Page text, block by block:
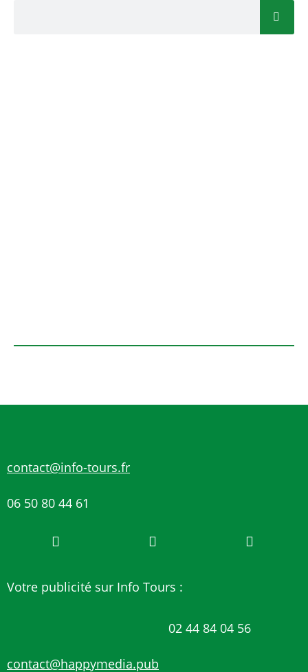
contact@info-tours.fr
06 50 80 44 61
Votre publicité sur Info Tours :
02 44 84 04 56
contact@happymedia.pub